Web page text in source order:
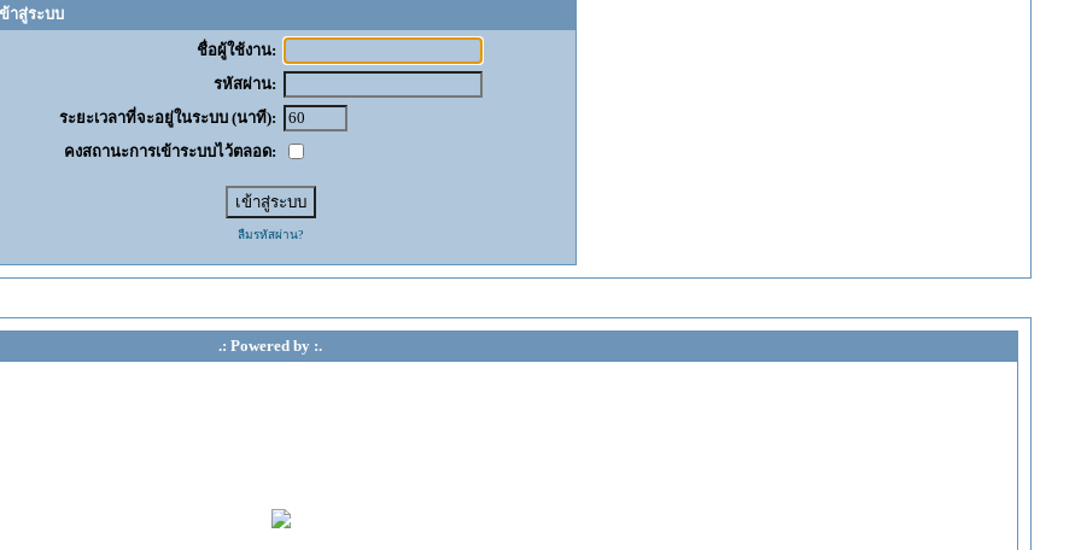
าสู่ระบบ
ชื่อผู้ใช้งาน:
รหัสผ่าน:
ระยะเวลาที่จะอยู่ในระบบ (นาที):
คงสถานะการเข้าระบบไว้ตลอด:
ลืมรหัสผ่าน?
.: Powered by :.